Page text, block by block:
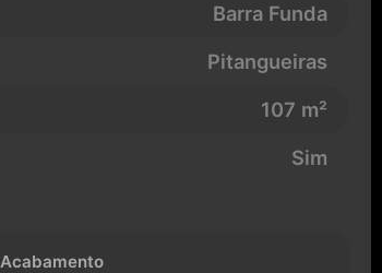
Barra Funda
Pitangueiras
107 m²
Sim
Acabamento